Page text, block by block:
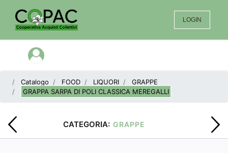
LOGIN
Open menu
Catalogo FOOD LIQUORI
GRAPPE
GRAPPA SARPA DI POLI CLASSICA MEREGALLI
CATEGORIA: GRAPPE